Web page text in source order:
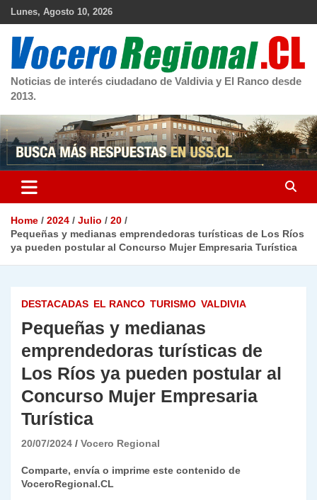
Skip
Lunes, Agosto 10, 2026
Noticias de interés ciudadano de Valdivia y El Ranco desde
2013.
Home 2024 Julio
20
Pequeñas y medianas emprendedoras turísticas de Los Ríos
ya pueden postular al Concurso Mujer Empresaria Turística
DESTACADAS EL RANCO TURISMO VALDIVIA
Pequeñas y medianas
emprendedoras turísticas de
Los Ríos ya pueden postular al
Concurso Mujer Empresaria
Turística
20/07/2024 Vocero Regional
Comparte, envía o imprime este contenido de
VoceroRegional.CL